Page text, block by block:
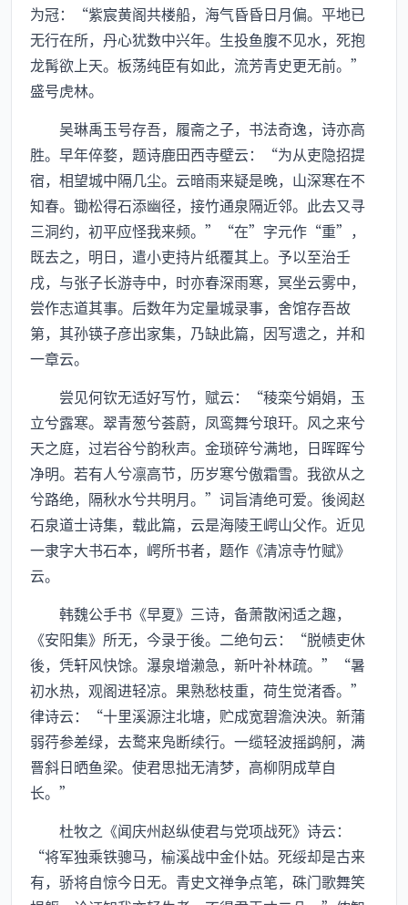
为冠：“紫宸黄阁共楼船，海气昏昏日月偏。平地已
无行在所，丹心犹数中兴年。生投鱼腹不见水，死抱
龙髯欲上天。板荡纯臣有如此，流芳青史更无前。”
盛号虎林。
吴琳禹玉号存吾，履斋之子，书法奇逸，诗亦高
胜。早年倅婺，题诗鹿田西寺壁云：“为从吏隐招提
宿，相望城中隔几尘。云暗雨来疑是晚，山深寒在不
知春。锄松得石添幽径，接竹通泉隔近邻。此去又寻
三洞约，初平应怪我来频。”“在”字元作“重”，
既去之，明日，遣小吏持片纸覆其上。予以至治壬
戌，与张子长游寺中，时亦春深雨寒，冥坐云雾中，
尝作志道其事。后数年为定量城录事，舍馆存吾故
第，其孙锳子彦出家集，乃缺此篇，因写遗之，并和
一章云。
尝见何钦无适好写竹，赋云：“稜栾兮娟娟，玉
立兮露寒。翠青葱兮荟蔚，凤鸾舞兮琅玕。风之来兮
天之庭，过岩谷兮韵秋声。金琐碎兮满地，日晖晖兮
净明。若有人兮凛高节，历岁寒兮傲霜雪。我欲从之
兮路绝，隔秋水兮共明月。”词旨清绝可爱。後阅赵
石泉道士诗集，载此篇，云是海陵王崿山父作。近见
一隶字大书石本，崿所书者，题作《清凉寺竹赋》
云。
韩魏公手书《早夏》三诗，备萧散闲适之趣，
《安阳集》所无，今录于後。二绝句云：“脱帻吏休
後，凭轩风快馀。瀑泉增濑急，新叶补林疏。”“暑
初水热，观阁进轻凉。果熟愁枝重，荷生觉渚香。”
律诗云：“十里溪源注北塘，贮成宽碧澹泱泱。新蒲
弱荇参差绿，去鹜来凫断续行。一缆轻波摇鹢舸，满
罾斜日晒鱼梁。使君思拙无清梦，高柳阴成草自
长。”
杜牧之《闻庆州赵纵使君与党项战死》诗云：
“将军独乘铁骢马，榆溪战中金仆姑。死绥却是古来
有，骄将自惊今日无。青史文禅争点笔，硃门歌舞笑